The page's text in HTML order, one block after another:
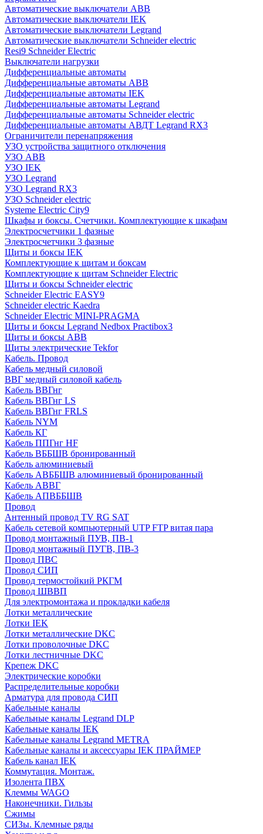
Автоматические выключатели ABB
Автоматические выключатели IEK
Автоматические выключатели Legrand
Автоматические выключатели Schneider electric
Resi9 Schneider Electric
Выключатели нагрузки
Дифференциальные автоматы
Дифференциальные автоматы ABB
Дифференциальные автоматы IEK
Дифференциальные автоматы Legrand
Дифференциальные автоматы Schneider electric
Дифференциальные автоматы АВДТ Legrand RX3
Ограничители перенапряжения
УЗО устройства защитного отключения
УЗО ABB
УЗО IEK
УЗО Legrand
УЗО Legrand RX3
УЗО Schneider electric
Systeme Electric City9
Шкафы и боксы. Счетчики. Комплектующие к шкафам
Электросчетчики 1 фазные
Электросчетчики 3 фазные
Щиты и боксы IEK
Комплектующие к щитам и боксам
Комплектующие к щитам Schneider Electric
Щиты и боксы Schneider electric
Schneider Electric EASY9
Schneider electric Kaedra
Schneider Electric MINI-PRAGMA
Щиты и боксы Legrand Nedbox Practibox3
Щиты и боксы ABB
Щиты электрические Tekfor
Кабель. Провод
Кабель медный силовой
ВВГ медный силовой кабель
Кабель ВВГнг
Кабель ВВГнг LS
Кабель ВВГнг FRLS
Кабель NYM
Кабель КГ
Кабель ППГнг HF
Кабель ВББШВ бронированный
Кабель алюминиевый
Кабель АВББШВ алюминиевый бронированный
Кабель АВВГ
Кабель АПВББШВ
Провод
Антенный провод TV RG SAT
Кабель сетевой компьютерный UTP FTP витая пара
Провод монтажный ПУВ, ПВ-1
Провод монтажный ПУГВ, ПВ-3
Провод ПВС
Провод СИП
Провод термостойкий РКГМ
Провод ШВВП
Для электромонтажа и прокладки кабеля
Лотки металлические
Лотки IEK
Лотки металлические DKC
Лотки проволочные DKC
Лотки лестничные DKC
Крепеж DKC
Электрические коробки
Распределительные коробки
Арматура для провода СИП
Кабельные каналы
Кабельные каналы Legrand DLP
Кабельные каналы IEK
Кабельные каналы Legrand METRA
Кабельные каналы и аксессуары IEK ПРАЙМЕР
Кабель канал IEK
Коммутация. Монтаж.
Изолента ПВХ
Клеммы WAGO
Наконечники. Гильзы
Сжимы
СИЗы. Клемные ряды